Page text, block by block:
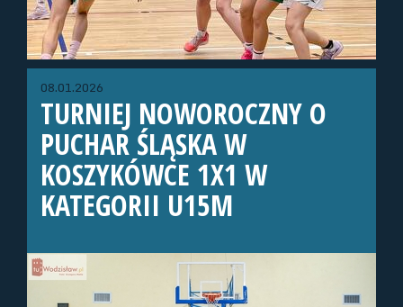
08.01.2026
TURNIEJ NOWOROCZNY O
PUCHAR ŚLĄSKA W
KOSZYKÓWCE 1X1 W
KATEGORII U15M